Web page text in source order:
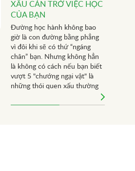
XẤU CẢN TRỞ VIỆC HỌC
CỦA BẠN
Đường học hành không bao
giờ là con đường bằng phẳng
vì đôi khi sẽ có thứ “ngáng
chân” bạn. Nhưng không hẳn
là không có cách nếu bạn biết
vượt 5 "chướng ngại vật" là
những thói quen xấu thường
dưới đây.